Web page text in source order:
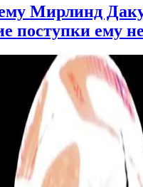
Мирлинд Даку
поступки ему